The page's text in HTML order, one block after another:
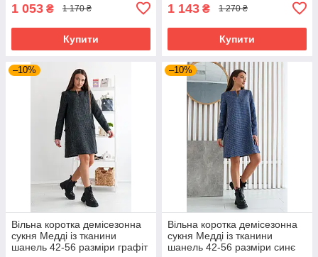
1 053 ₴ 1 170 ₴
Купити
1 143 ₴ 1 270 ₴
Купити
–10%
Вільна коротка демісезонна
сукня Медді із тканини
шанель 42-56 разміри графіт
–10%
Вільна коротка демісезонна
сукня Медді із тканини
шанель 42-56 разміри синє